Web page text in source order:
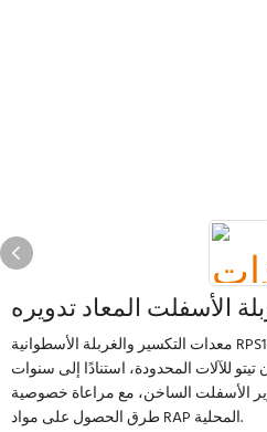
الأسفلت المعاد تدويره
معدات التكسير والغربلة الأسطوانية RPS100 RAP هي غربال تكسير خاص
للآلات المحدودة، استنادًا إلى سنوات
الأسفلت الساخن، مع مراعاة خصوصية
طرق الحصول على مواد RAP المحلية.